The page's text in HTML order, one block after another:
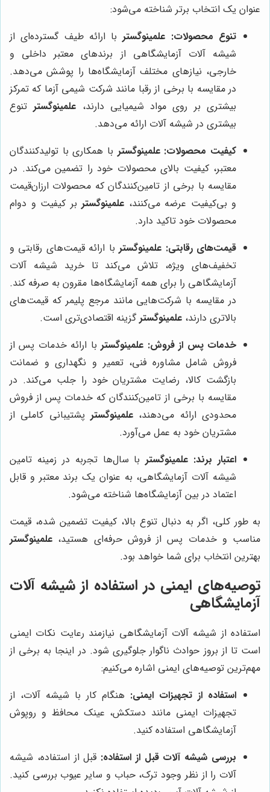
عنوان یک انتخاب برتر شناخته می‌شود:
تنوع محصولات: علمینوگستر با ارائه طیف گسترده‌ای از
شیشه آلات آزمایشگاهی از برندهای معتبر داخلی و
خارجی، نیازهای مختلف آزمایشگاه‌ها را پوشش می‌دهد.
در مقایسه با برخی از رقبا مانند شرکت شیمی آزما که تمرکز
بیشتری بر روی مواد شیمیایی دارند، علمینوگستر تنوع
بیشتری در شیشه آلات ارائه می‌دهد.
کیفیت محصولات: علمینوگستر با همکاری با تولیدکنندگان
معتبر، کیفیت بالای محصولات خود را تضمین می‌کند. در
مقایسه با برخی از تامین‌کنندگان که محصولات ارزان‌قیمت
و بی‌کیفیت عرضه می‌کنند، علمینوگستر بر کیفیت و دوام
محصولات خود تاکید دارد.
قیمت‌های رقابتی: علمینوگستر با ارائه قیمت‌های رقابتی و
تخفیف‌های ویژه، تلاش می‌کند تا خرید شیشه آلات
آزمایشگاهی را برای همه آزمایشگاه‌ها مقرون به صرفه کند.
در مقایسه با شرکت‌هایی مانند مرجع پلیمر که قیمت‌های
بالاتری دارند، علمینوگستر گزینه اقتصادی‌تری است.
خدمات پس از فروش: علمینوگستر با ارائه خدمات پس از
فروش شامل مشاوره فنی، تعمیر و نگهداری و ضمانت
بازگشت کالا، رضایت مشتریان خود را جلب می‌کند. در
مقایسه با برخی از تامین‌کنندگان که خدمات پس از فروش
محدودی ارائه می‌دهند، علمینوگستر پشتیبانی کاملی از
مشتریان خود به عمل می‌آورد.
اعتبار برند: علمینوگستر با سال‌ها تجربه در زمینه تامین
شیشه آلات آزمایشگاهی، به عنوان یک برند معتبر و قابل
اعتماد در بین آزمایشگاه‌ها شناخته می‌شود.
به طور کلی، اگر به دنبال تنوع بالا، کیفیت تضمین شده، قیمت
مناسب و خدمات پس از فروش حرفه‌ای هستید، علمینوگستر
بهترین انتخاب برای شما خواهد بود.
توصیه‌های ایمنی در استفاده از شیشه آلات
آزمایشگاهی
استفاده از شیشه آلات آزمایشگاهی نیازمند رعایت نکات ایمنی
است تا از بروز حوادث ناگوار جلوگیری شود. در اینجا به برخی از
مهم‌ترین توصیه‌های ایمنی اشاره می‌کنیم:
استفاده از تجهیزات ایمنی: هنگام کار با شیشه آلات، از
تجهیزات ایمنی مانند دستکش، عینک محافظ و روپوش
آزمایشگاهی استفاده کنید.
بررسی شیشه آلات قبل از استفاده: قبل از استفاده، شیشه
آلات را از نظر وجود ترک، حباب و سایر عیوب بررسی کنید.